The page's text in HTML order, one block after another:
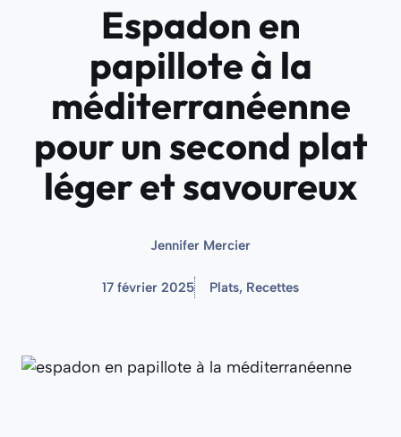
Espadon en
papillote à la
méditerranéenne
pour un second plat
léger et savoureux
Jennifer Mercier
17 février 2025 Plats, Recettes